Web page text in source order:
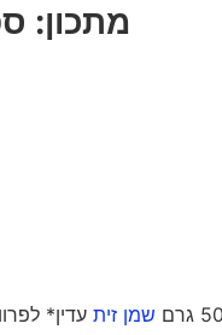
מתכון:
שמן זית עדין*